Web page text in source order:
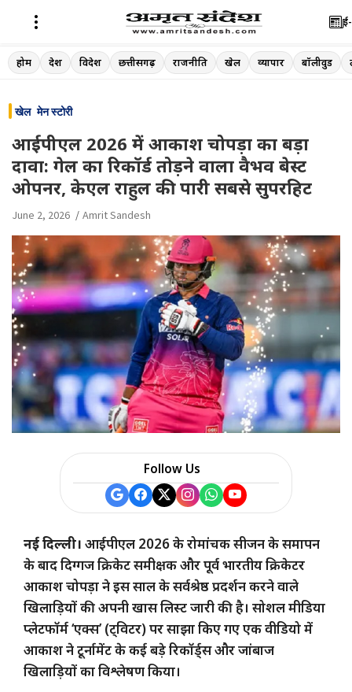
Skip
to
होम देश विदेश छत्तीसगढ़ राजनीति खेल व्यापार बॉलीवुड
खेल मेन स्टोरी
आईपीएल 2026 में आकाश चोपड़ा का बड़ा
दावा: गेल का रिकॉर्ड तोड़ने वाला वैभव बेस्ट
ओपनर, केएल राहुल की पारी सबसे सुपरहिट
June 2, 2026 Amrit Sandesh
Follow Us
नई दिल्ली। आईपीएल 2026 के रोमांचक सीजन के समापन
के बाद दिग्गज क्रिकेट समीक्षक और पूर्व भारतीय क्रिकेटर
आकाश चोपड़ा ने इस साल के सर्वश्रेष्ठ प्रदर्शन करने वाले
खिलाड़ियों की अपनी खास लिस्ट जारी की है। सोशल मीडिया
प्लेटफॉर्म ‘एक्स’ (ट्विटर) पर साझा किए गए एक वीडियो में
आकाश ने टूर्नामेंट के कई बड़े रिकॉर्ड्स और जांबाज
खिलाड़ियों का विश्लेषण किया।